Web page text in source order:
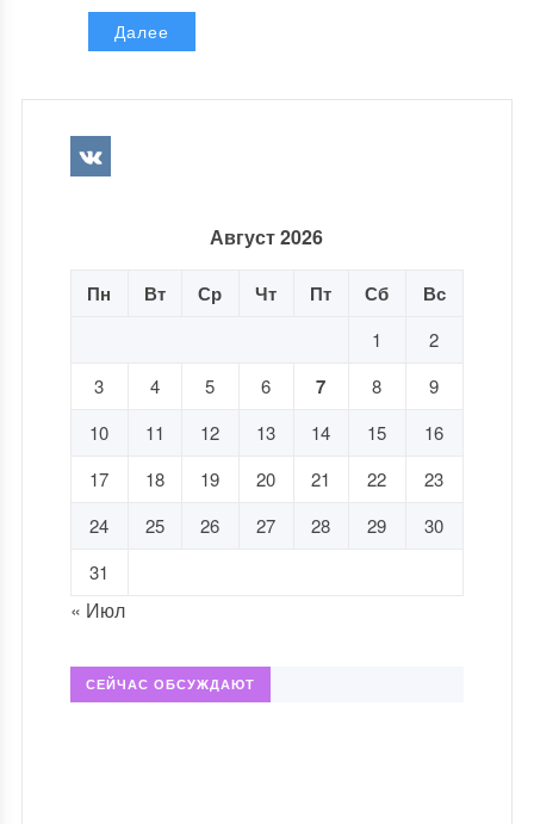
Далее
Август 2026
Пн Вт Ср Чт Пт Сб Вс
1
2
3
4 5 6 7 8
9
10
11 12 13 14 15
16
17
18 19 20 21 22
23
24
25 26 27 28 29
30
31
« Июл
СЕЙЧАС ОБСУЖДАЮТ